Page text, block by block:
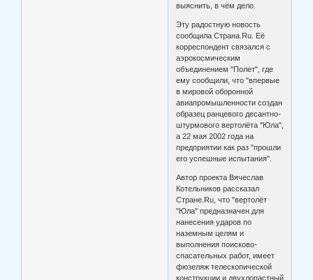
выяснить, в чём дело.
Эту радостную новость
сообщила Страна.Ru. Её
корреспондент связался с
аэрокосмическим
объединением "Полет", где
ему сообщили, что "впервые
в мировой оборонной
авиапромышленности создан
образец ранцевого десантно-
штурмового вертолёта "Юла",
а 22 мая 2002 года на
предприятии как раз "прошли
его успешные испытания".
Автор проекта Вячеслав
Котельников рассказал
Стране.Ru, что "вертолёт
"Юла" предназначен для
нанесения ударов по
наземным целям и
выполнения поисково-
спасательных работ, имеет
фюзеляж телескопической
конструкции и двухлопастный